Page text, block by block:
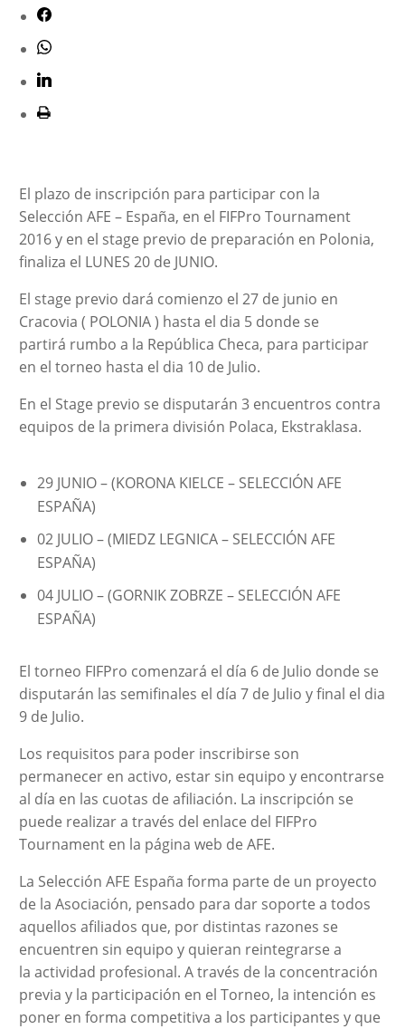
El plazo de inscripción para participar con la
Selección AFE – España, en el FIFPro Tournament
2016 y en el stage previo de preparación en Polonia,
finaliza el LUNES 20 de JUNIO.
El stage previo dará comienzo el 27 de junio en
Cracovia ( POLONIA ) hasta el dia 5 donde se
partirá rumbo a la República Checa, para participar
en el torneo hasta el dia 10 de Julio.
En el Stage previo se disputarán 3 encuentros contra
equipos de la primera división Polaca, Ekstraklasa.
29 JUNIO – (KORONA KIELCE – SELECCIÓN AFE
ESPAÑA)
02 JULIO – (MIEDZ LEGNICA – SELECCIÓN AFE
ESPAÑA)
04 JULIO – (GORNIK ZOBRZE – SELECCIÓN AFE
ESPAÑA)
El torneo FIFPro comenzará el día 6 de Julio donde se
disputarán las semifinales el día 7 de Julio y final el dia
9 de Julio.
Los requisitos para poder inscribirse son
permanecer en activo, estar sin equipo y encontrarse
al día en las cuotas de afiliación. La inscripción se
puede realizar a través del enlace del FIFPro
Tournament en la página web de AFE.
La Selección AFE España forma parte de un proyecto
de la Asociación, pensado para dar soporte a todos
aquellos afiliados que, por distintas razones se
encuentren sin equipo y quieran reintegrarse a
la actividad profesional. A través de la concentración
previa y la participación en el Torneo, la intención es
poner en forma competitiva a los participantes y que